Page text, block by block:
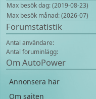
Max besök dag: (2019-08-23)
Max besök månad: (2026-07)
Forumstatistik
Antal användare:
Antal foruminlägg:
Om AutoPower
Annonsera här
Om sajten